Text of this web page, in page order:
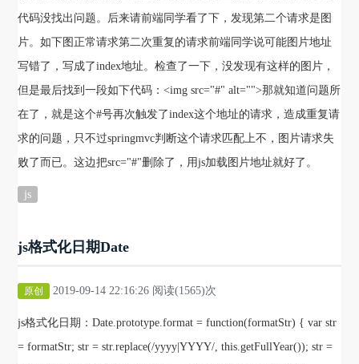
代码没找出问题。后来请前端同学看了下，发现第二个请求是图
片。如下图正常请求第二次重复的请求前端同学说可能图片地址
写错了，写成了index地址。检查了一下，没发现有这样的图片，
但是最后找到一段如下代码：<img src="#" alt="">那就知道问题所
在了，就是这个#号再次触发了index这个地址的请求，造成重复请
求的问题，只不过springmvc判断这个请求匹配上不，图片请求失
败了而已。这边把src="#"删除了，用js加载图片地址就好了。
js
js格式化日期Date
原创 2019-09-14 22:16:26 阅读(1565)次
js格式化日期：Date.prototype.format = function(formatStr) { var str
= formatStr; str = str.replace(/yyyy|YYYY/, this.getFullYear()); str =